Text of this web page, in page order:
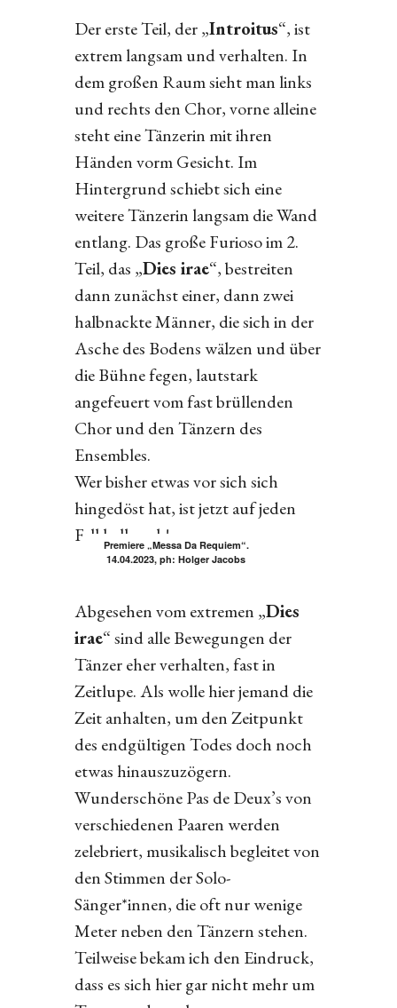
Der erste Teil, der „Introitus“, ist
extrem langsam und verhalten. In
dem großen Raum sieht man links
und rechts den Chor, vorne alleine
steht eine Tänzerin mit ihren
Händen vorm Gesicht. Im
Hintergrund schiebt sich eine
weitere Tänzerin langsam die Wand
entlang. Das große Furioso im 2.
Teil, das „Dies irae“, bestreiten
dann zunächst einer, dann zwei
halbnackte Männer, die sich in der
Asche des Bodens wälzen und über
die Bühne fegen, lautstark
angefeuert vom fast brüllenden
Chor und den Tänzern des
Ensembles.
Wer bisher etwas vor sich sich
hingedöst hat, ist jetzt auf jeden
Fall hellwach!
Premiere „Messa Da Requiem“.
14.04.2023, ph: Holger Jacobs
Abgesehen vom extremen „Dies
irae“ sind alle Bewegungen der
Tänzer eher verhalten, fast in
Zeitlupe. Als wolle hier jemand die
Zeit anhalten, um den Zeitpunkt
des endgültigen Todes doch noch
etwas hinauszuzögern.
Wunderschöne Pas de Deux’s von
verschiedenen Paaren werden
zelebriert, musikalisch begleitet von
den Stimmen der Solo-
Sänger*innen, die oft nur wenige
Meter neben den Tänzern stehen.
Teilweise bekam ich den Eindruck,
dass es sich hier gar nicht mehr um